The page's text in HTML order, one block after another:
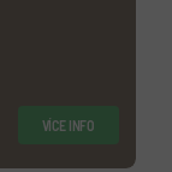
VÍCE INFO